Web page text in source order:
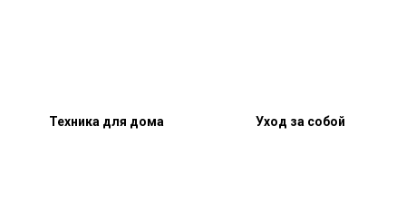
Техника для дома Уход за собой